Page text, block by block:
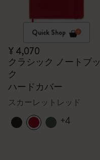
Quick Shop
¥ 4,070
クラシック ノートブッ
ク
ハードカバー
スカーレットレッド
+4